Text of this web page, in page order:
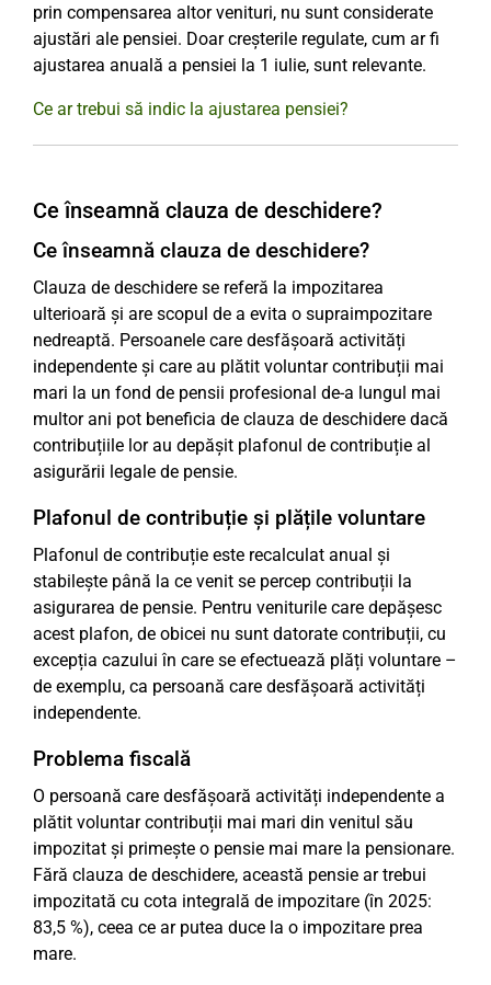
prin compensarea altor venituri, nu sunt considerate
ajustări ale pensiei. Doar creșterile regulate, cum ar fi
ajustarea anuală a pensiei la 1 iulie, sunt relevante.
Ce ar trebui să indic la ajustarea pensiei?
Ce înseamnă clauza de deschidere?
Ce înseamnă clauza de deschidere?
Clauza de deschidere se referă la impozitarea
ulterioară și are scopul de a evita o supraimpozitare
nedreaptă. Persoanele care desfășoară activități
independente și care au plătit voluntar contribuții mai
mari la un fond de pensii profesional de-a lungul mai
multor ani pot beneficia de clauza de deschidere dacă
contribuțiile lor au depășit plafonul de contribuție al
asigurării legale de pensie.
Plafonul de contribuție și plățile voluntare
Plafonul de contribuție este recalculat anual și
stabilește până la ce venit se percep contribuții la
asigurarea de pensie. Pentru veniturile care depășesc
acest plafon, de obicei nu sunt datorate contribuții, cu
excepția cazului în care se efectuează plăți voluntare –
de exemplu, ca persoană care desfășoară activități
independente.
Problema fiscală
O persoană care desfășoară activități independente a
plătit voluntar contribuții mai mari din venitul său
impozitat și primește o pensie mai mare la pensionare.
Fără clauza de deschidere, această pensie ar trebui
impozitată cu cota integrală de impozitare (în 2025:
83,5 %), ceea ce ar putea duce la o impozitare prea
mare.